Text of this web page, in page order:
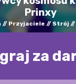
Prinxy
Przyjaciele Strój
za